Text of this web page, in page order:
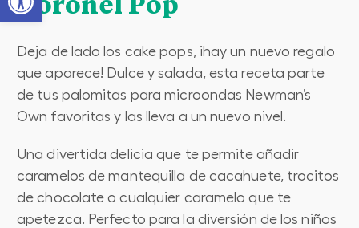
Deja de lado los cake pops, ¡hay un nuevo regalo
que aparece! Dulce y salada, esta receta parte
de tus palomitas para microondas Newman’s
Own favoritas y las lleva a un nuevo nivel.
Una divertida delicia que te permite añadir
caramelos de mantequilla de cacahuete, trocitos
de chocolate o cualquier caramelo que te
apetezca. Perfecto para la diversión de los niños